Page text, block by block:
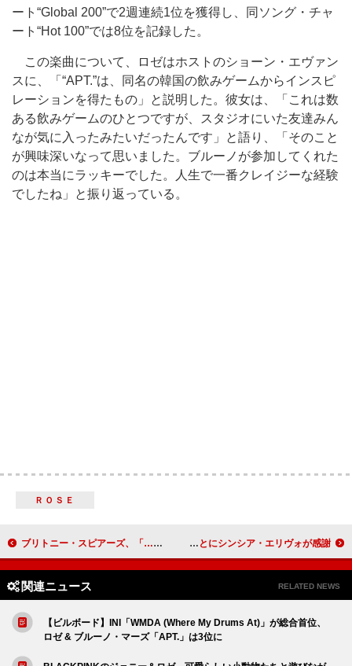
ート“Global 200”で2週連続1位を獲得し、同ソング・チャ
ート“Hot 100”では8位を記録した。
この楽曲について、ロゼはホストのショーン・エヴァン
スに、「“APT.”は、同名の韓国の飲みゲームからインスピ
レーションを得たもの」と説明した。彼女は、「これは数
ある飲みゲームのひとつですが、スタジオにいた友達みん
なが気に入ったみたいだったんです」と語り、「そのこと
が興味深いなって思いました。ブルーノが参加してくれた
のは本当にラッキーでした。人生で一番クレイジーな経験
でしたね」と振り返っている。
ＲＯＳＥ
ブリトニー・スピアーズ、「…Baby One More Time」MVのYouTube再生数が10億回突破 アリアナ・グランデが映画『ウィキッド』にキャスティングされたことにシンシア・エリヴォが感謝
関連ニュース RELATED NEWS
【ビルボード】INI「WMDA (Where My Drums At)」が総合首位、
ロゼ & ブルーノ・マーズ「APT.」は3位に